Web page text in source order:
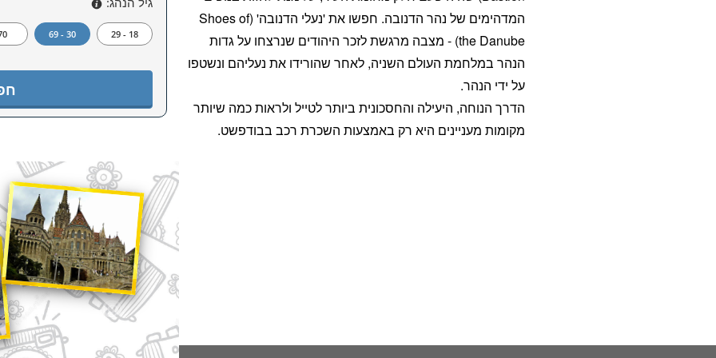
18 - 29
30 - 69
המדהימים של נהר הדנובה. חפשו את 'נעלי הדנובה' (Shoes of
the Danube) - מצבה מרגשת לזכר היהודים שנרצחו על גדות
הנהר במלחמת העולם השניה, לאחר שהורידו את נעליהם ונשטפו
על ידי הנהר.
הדרך הנוחה, היעילה והחסכונית ביותר לטייל ולראות כמה שיותר
מקומות מעניינים היא רק באמצעות השכרת רכב בבודפשט.